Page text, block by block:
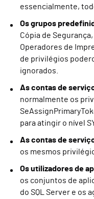
essencialmente,
Os grupos
Cópia de
Operadores de
de privilégios
ignorados.
As contas de
normalmente os
para atingir o nível
As contas de
os mesmos
Os utilizadores de
os conjuntos de
do SQL Server e os